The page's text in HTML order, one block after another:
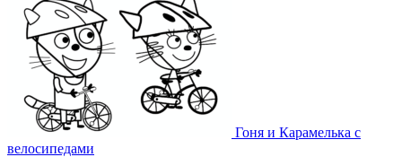
Гоня и Карамелька с
велосипедами